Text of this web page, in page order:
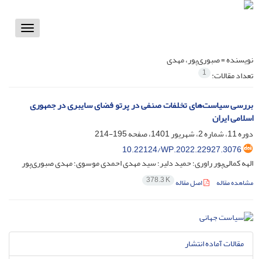
Toggle
نویسنده =صبوری‌پور، مهدی
تعداد مقالات: 1
بررسی سیاست‌های تخلفات صنفی در پرتو فضای سایبری در جمهوری
اسلامی ایران
دوره 11، شماره 2، شهریور 1401، صفحه
195-214
10.22124/WP.2022.22927.3076
الهه کمالی‌پور راوری؛ حمید دلیر؛ سید مهدی احمدی موسوی؛ مهدی صبوری‌پور
مشاهده مقاله اصل مقاله 378.3 K
مقالات آماده انتشار